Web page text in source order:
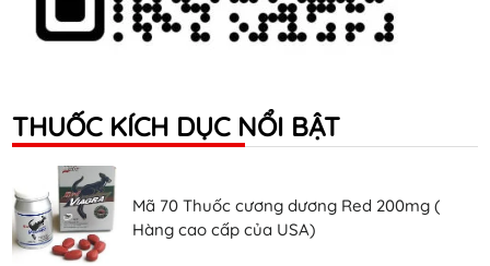
THUỐC KÍCH DỤC NỔI BẬT
Mã 70 Thuốc cương dương Red 200mg (
Hàng cao cấp của USA)